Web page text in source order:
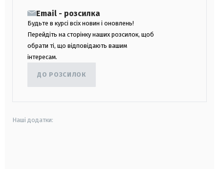
Email - розсилка
Будьте в курсі всіх новин і оновлень!
Перейдіть на сторінку наших розсилок, щоб
обрати ті, що відповідають вашим
інтересам.
ДО РОЗСИЛОК
Наші додатки: